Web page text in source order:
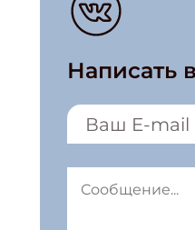
Написать